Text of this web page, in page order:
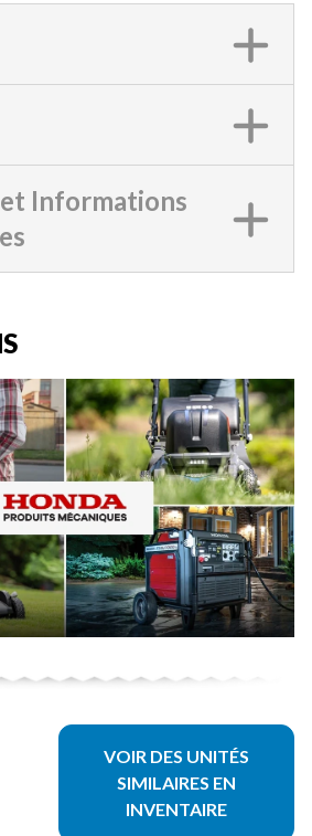
Informations
VOIR DES UNITÉS
SIMILAIRES EN
INVENTAIRE